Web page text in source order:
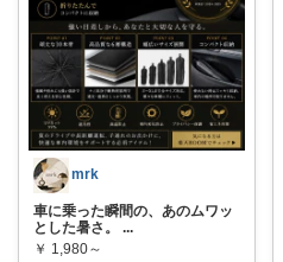
mrk
車に乗った瞬間の、あのムワッ
とした暑さ。 ...
￥ 1,980～